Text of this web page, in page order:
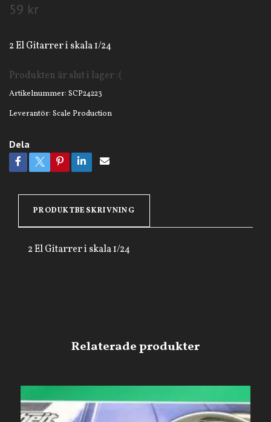
59 kr
2 El Gitarrer i skala 1/24
Produkten är slut i lager :(
Artikelnummer: SCP24223
Leverantör: Scale Production
Dela
PRODUKTBESKRIVNING
2 El Gitarrer i skala 1/24